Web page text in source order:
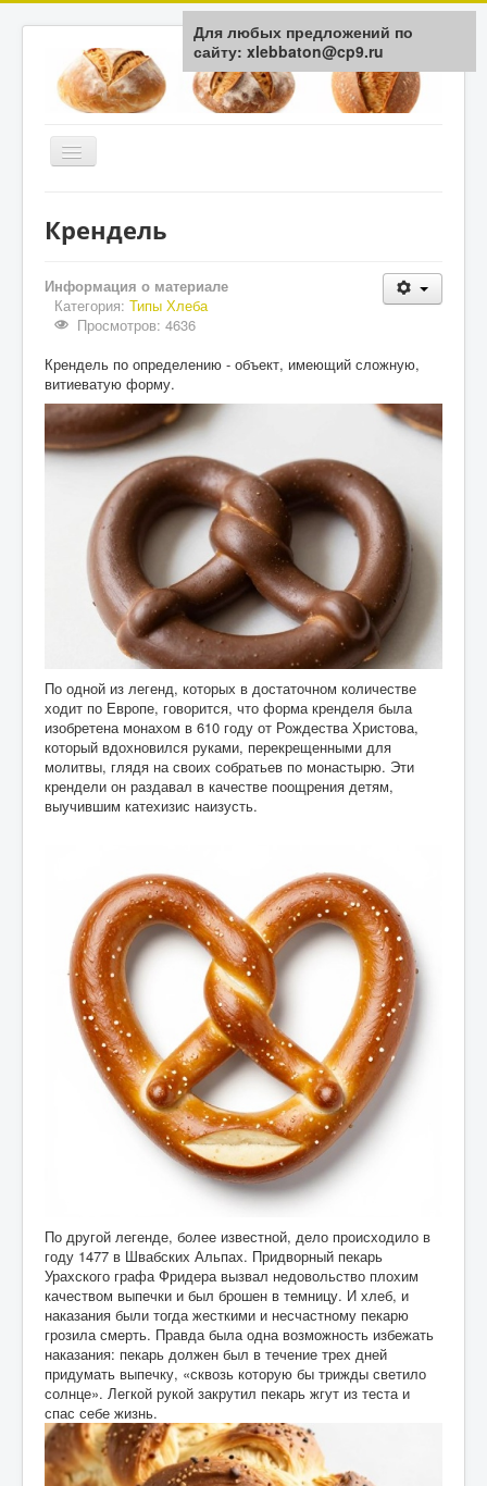
Включить/
История
Типы Хлеба
Мука / Крупа
Технологии
Обратная связь
Крендель
Информация о материале
Категория: Типы Хлеба
Просмотров: 4636
Крендель по определению - объект, имеющий сложную,
витиеватую форму.
По одной из легенд, которых в достаточном количестве
ходит по Европе, говорится, что форма кренделя была
изобретена монахом в 610 году от Рождества Христова,
который вдохновился руками, перекрещенными для
молитвы, глядя на своих собратьев по монастырю. Эти
крендели он раздавал в качестве поощрения детям,
выучившим катехизис наизусть.
По другой легенде, более известной, дело происходило в
году 1477 в Швабских Альпах. Придворный пекарь
Урахского графа Фридера вызвал недовольство плохим
качеством выпечки и был брошен в темницу. И хлеб, и
наказания были тогда жесткими и несчастному пекарю
грозила смерть. Правда была одна возможность избежать
наказания: пекарь должен был в течение трех дней
придумать выпечку, «сквозь которую бы трижды светило
солнце». Легкой рукой закрутил пекарь жгут из теста и
спас себе жизнь.
Для любых предложений по
сайту: xlebbaton@cp9.ru